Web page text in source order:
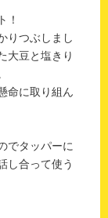
！
りつぶしまし
大豆と塩きり
命に取り組ん
でタッパーに
し合って使う